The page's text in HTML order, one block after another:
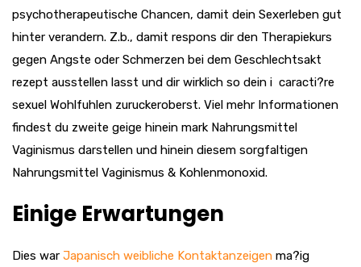
psychotherapeutische Chancen, damit dein Sexerleben gut
hinter verandern. Z.b., damit respons dir den Therapiekurs
gegen Angste oder Schmerzen bei dem Geschlechtsakt
rezept ausstellen lasst und dir wirklich so dein i caracti?re
sexuel Wohlfuhlen zuruckeroberst. Viel mehr Informationen
findest du zweite geige hinein mark Nahrungsmittel
Vaginismus darstellen und hinein diesem sorgfaltigen
Nahrungsmittel Vaginismus & Kohlenmonoxid.
Einige Erwartungen
Dies war Japanisch weibliche Kontaktanzeigen ma?ig